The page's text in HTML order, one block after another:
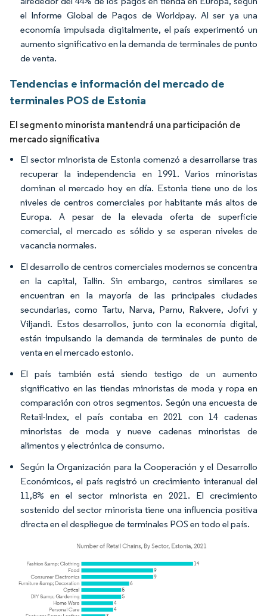
el Informe Global de Pagos de Worldpay. Al ser ya una
economía impulsada digitalmente, el país experimentó un
aumento significativo en la demanda de terminales de punto
de venta.
Tendencias e información del mercado de
terminales POS de Estonia
El segmento minorista mantendrá una participación de
mercado significativa
El sector minorista de Estonia comenzó a desarrollarse tras
recuperar la independencia en 1991. Varios minoristas
dominan el mercado hoy en día. Estonia tiene uno de los
niveles de centros comerciales por habitante más altos de
Europa. A pesar de la elevada oferta de superficie
comercial, el mercado es sólido y se esperan niveles de
vacancia normales.
El desarrollo de centros comerciales modernos se concentra
en la capital, Tallin. Sin embargo, centros similares se
encuentran en la mayoría de las principales ciudades
secundarias, como Tartu, Narva, Parnu, Rakvere, Jofvi y
Viljandi. Estos desarrollos, junto con la economía digital,
están impulsando la demanda de terminales de punto de
venta en el mercado estonio.
El país también está siendo testigo de un aumento
significativo en las tiendas minoristas de moda y ropa en
comparación con otros segmentos. Según una encuesta de
Retail-Index, el país contaba en 2021 con 14 cadenas
minoristas de moda y nueve cadenas minoristas de
alimentos y electrónica de consumo.
Según la Organización para la Cooperación y el Desarrollo
Económicos, el país registró un crecimiento interanual del
11,8% en el sector minorista en 2021. El crecimiento
sostenido del sector minorista tiene una influencia positiva
directa en el despliegue de terminales POS en todo el país.